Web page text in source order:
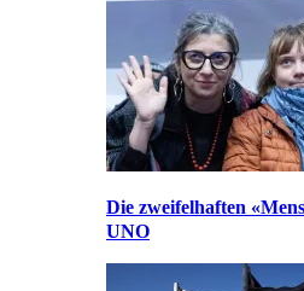
Die zweifelhaften
UNO